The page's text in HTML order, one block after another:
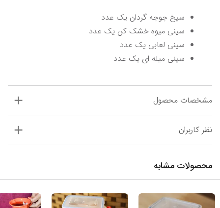
سیخ جوجه گردان یک عدد
سینی میوه خشک کن یک عدد
سینی لعابی یک عدد
سینی میله ای یک عدد
مشخصات محصول
نظر کاربران
محصولات مشابه